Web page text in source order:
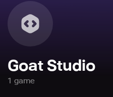
Goat Studio
1 game